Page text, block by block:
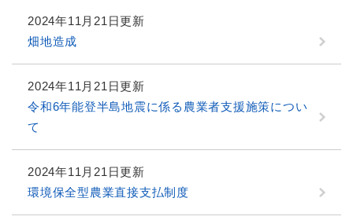
2024年11月21日更新
畑地造成
2024年11月21日更新
令和6年能登半島地震に係る農業者支援施策につい
て
2024年11月21日更新
環境保全型農業直接支払制度